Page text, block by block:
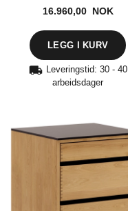
16.960,00 NOK
Leveringstid: 30 - 40
arbeidsdager